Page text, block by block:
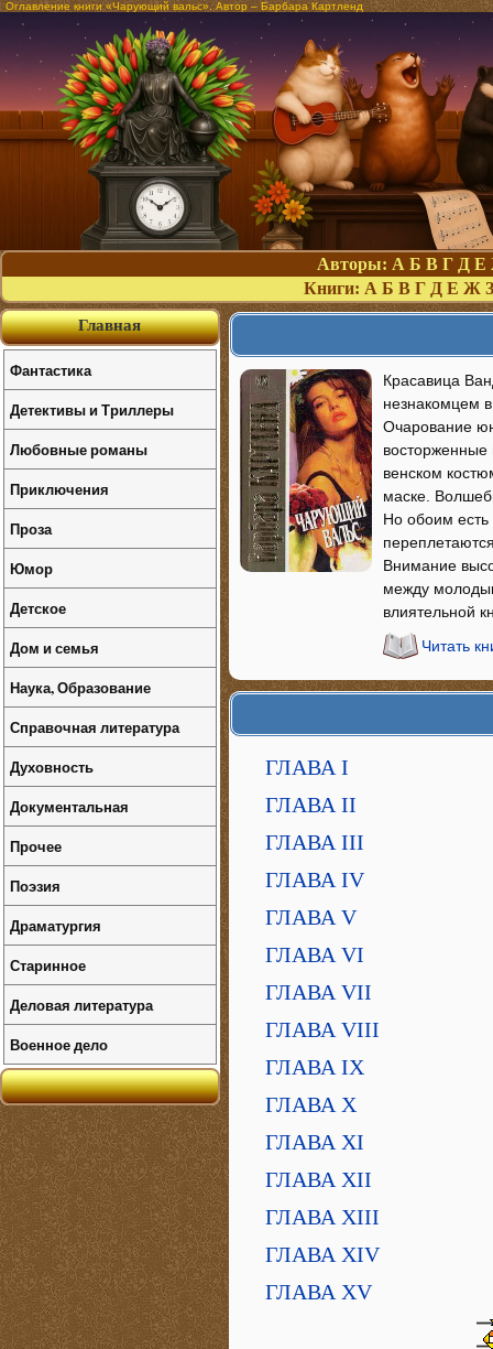
Оглавление книги «Чарующий вальс». Автор – Барбара Картленд
Авторы: А Б В Г Д Е
Книги: А Б В Г Д Е Ж З
Красавица
незнакомцем
Очарование
восторженные
венском
маске.
Но обоим есть
Внимание
между
влиятельной
Читать
ГЛАВА I
ГЛАВА II
ГЛАВА III
ГЛАВА IV
ГЛАВА V
ГЛАВА VI
ГЛАВА VII
ГЛАВА VIII
ГЛАВА IX
ГЛАВА X
ГЛАВА XI
ГЛАВА XII
ГЛАВА XIII
ГЛАВА XIV
ГЛАВА XV
Главная
Фантастика
Детективы и Триллеры
Любовные романы
Приключения
Проза
Юмор
Детское
Дом и семья
Наука, Образование
Справочная литература
Духовность
Документальная
Прочее
Поэзия
Драматургия
Старинное
Деловая литература
Военное дело